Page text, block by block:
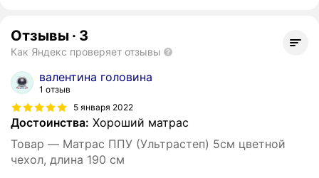
Отзывы · 3
Как Яндекс проверяет отзывы
валентина головина
1 отзыв
5 января 2022
Достоинства: Хороший матрас
Товар — Матрас ППУ (Ультрастеп) 5см цветной
чехол, длина 190 см